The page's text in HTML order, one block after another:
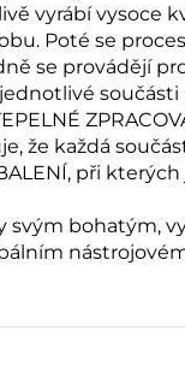
vyrábí
Poté se
se provádějí
jednotlivé
že každá
BALENÍ, při
svým